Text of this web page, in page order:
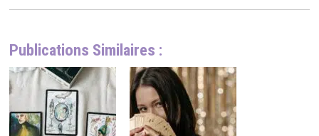
Publications Similaires :